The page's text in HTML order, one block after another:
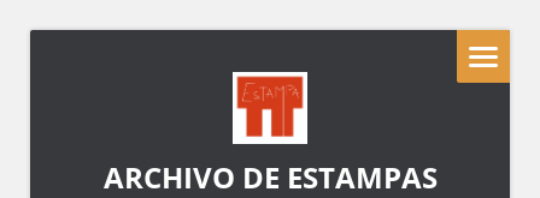
ARCHIVO DE ESTAMPAS